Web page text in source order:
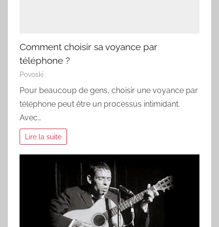
Comment choisir sa voyance par
téléphone ?
Povoski
Pour beaucoup de gens, choisir une voyance par
téléphone peut être un processus intimidant.
Avec…
Lire la suite